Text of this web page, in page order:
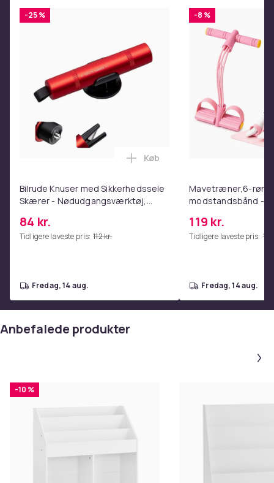
Farve
Varenr.
e68462e8-04e6-45d9-a191-c91769634ff0
Produktsikkerhedsinformation
-25 %
Bilrude Knuser med Sikkerhedssele
Skærer - Nødudgangsværktøj,
Red
84 kr.
Tidligere laveste pris: 112 kr.
Læg Bilrude Knuser med
Køb
fredag, 14 aug.
-8 %
Mavetræner,6-rørs
modstandsbånd -
119 kr.
Tidligere laveste pris:
fredag, 14 aug.
Anbefalede produkter
-10 %